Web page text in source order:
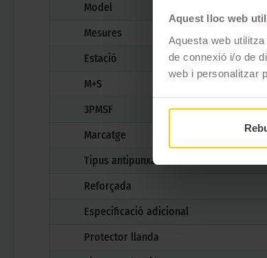
Aquest lloc web
Aquesta web
de connexió i/o de
web i personalitzar
Model
Mesures
Estació
M+S
3PMSF
Marcatge
Tipus antipunxades
Reforçada
Especificació adicional
Protector llanda